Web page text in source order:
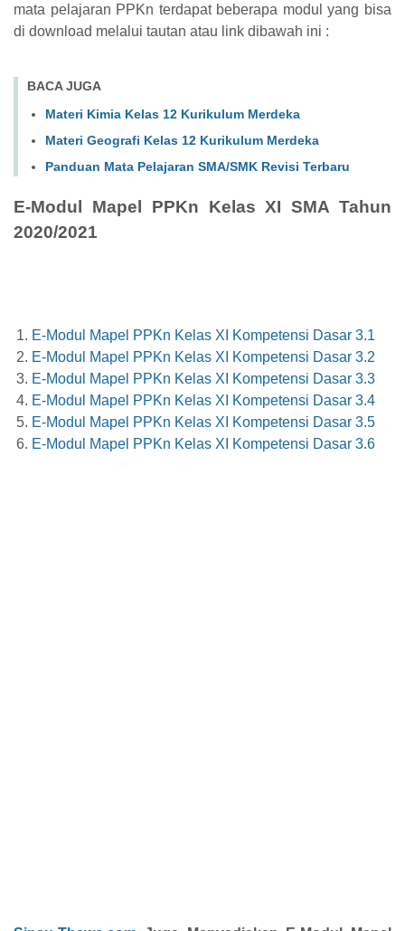
mata pelajaran PPKn terdapat beberapa modul yang bisa
di download melalui tautan atau link dibawah ini :
BACA JUGA
Materi Kimia Kelas 12 Kurikulum Merdeka
Materi Geografi Kelas 12 Kurikulum Merdeka
Panduan Mata Pelajaran SMA/SMK Revisi Terbaru
E-Modul Mapel PPKn Kelas XI SMA Tahun
2020/2021
E-Modul Mapel PPKn Kelas XI Kompetensi Dasar 3.1
E-Modul Mapel PPKn Kelas XI Kompetensi Dasar 3.2
E-Modul Mapel PPKn Kelas XI Kompetensi Dasar 3.3
E-Modul Mapel PPKn Kelas XI Kompetensi Dasar 3.4
E-Modul Mapel PPKn Kelas XI Kompetensi Dasar 3.5
E-Modul Mapel PPKn Kelas XI Kompetensi Dasar 3.6